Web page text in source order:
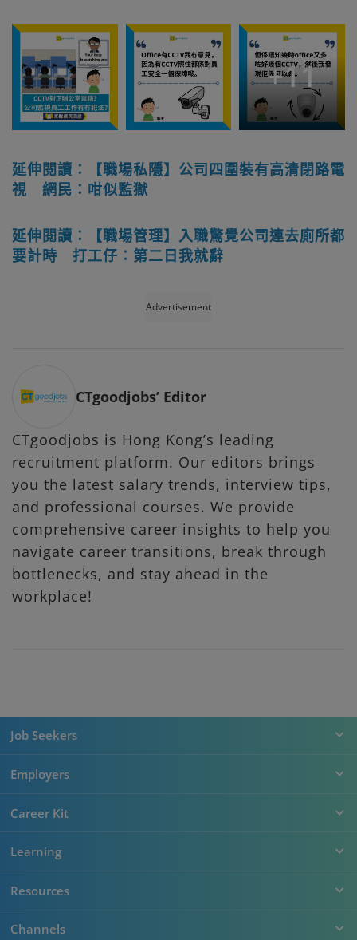
+11
延伸閱讀：【職場私隱】公司四圍裝有高清閉路電
視 網民：咁似監獄
延伸閱讀：【職場管理】入職驚覺公司連去廁所都
要計時 打工仔：第二日我就辭
Advertisement
CTgoodjobs’ Editor
CTgoodjobs is Hong Kong’s leading
recruitment platform. Our editors brings
you the latest salary trends, interview tips,
and professional courses. We provide
comprehensive career insights to help you
navigate career transitions, break through
bottlenecks, and stay ahead in the
workplace!
Job Seekers
Employers
Career Kit
Learning
Resources
Channels